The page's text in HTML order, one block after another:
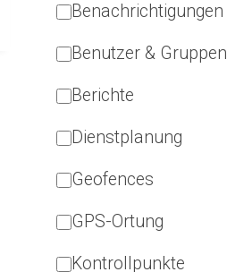
Benachrichtigungen
Benutzer & Gruppen
Berichte
Dienstplanung
Geofences
GPS-Ortung
Kontrollpunkte